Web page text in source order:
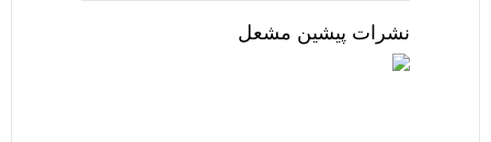
نشرات پیشین مشعل